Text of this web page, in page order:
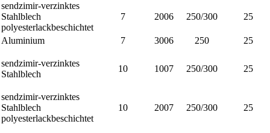
sendzimir-verzinktes
Stahlblech
polyesterlackbeschichtet
7 2006 250/300 25
Aluminium 7 3006 250 25
sendzimir-verzinktes
Stahlblech
10 1007 250/300 25
sendzimir-verzinktes
Stahlblech
polyesterlackbeschichtet
10 2007 250/300 25